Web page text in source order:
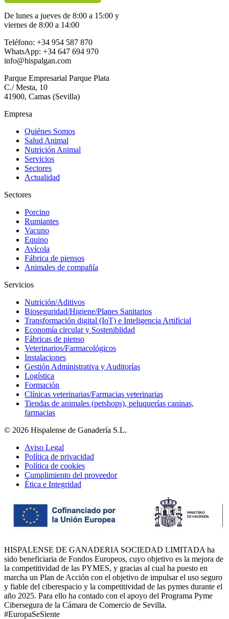
De lunes a jueves de 8:00 a 15:00 y
viernes de 8:00 a 14:00
Teléfono: +34 954 587 870
WhatsApp: +34 647 694 970
info@hispalgan.com
Parque Empresarial Parque Plata
C./ Mesta, 10
41900, Camas (Sevilla)
Empresa
Quiénes Somos
Salud Animal
Nutrición Animal
Servicios
Sectores
Actualidad
Sectores
Porcino
Rumiantes
Vacuno
Equino
Avícola
Fábrica de piensos
Animales de compañía
Servicios
Nutrición/Aditivos
Bioseguridad/Higiene/Planes Sanitarios
Transformación digital (IoT) e Inteligencia Artificial
Economía circular y Sosteniblidad
Fábricas de pienso
Veterinarios/Farmacológicos
Instalaciones
Gestión Administrativa y Auditorías
Logística
Formación
Clínicas veterinarias/Farmacias veterinarias
Tiendas de animales (petshops), peluquerías caninas,
farmacias
© 2026 Hispalense de Ganadería S.L.
Aviso Legal
Política de privacidad
Política de cookies
Cumplimiento del proveedor
Ética e Integridad
HISPALENSE DE GANADERIA SOCIEDAD LIMITADA ha
sido beneficiaria de Fondos Europeos, cuyo objetivo es la mejora de
la competitividad de las PYMES, y gracias al cual ha puesto en
marcha un Plan de Acción con el objetivo de impulsar el uso seguro
y fiable del ciberespacio y la competitividad de las pymes durante el
año 2025. Para ello ha contado con el apoyo del Programa Pyme
Cibersegura de la Cámara de Comercio de Sevilla.
#EuropaSeSiente